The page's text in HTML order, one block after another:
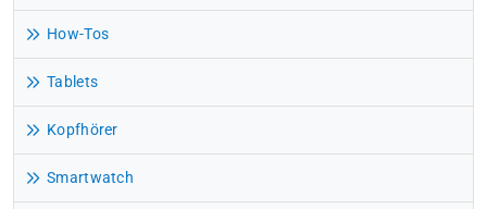
How-Tos
Tablets
Kopfhörer
Smartwatch